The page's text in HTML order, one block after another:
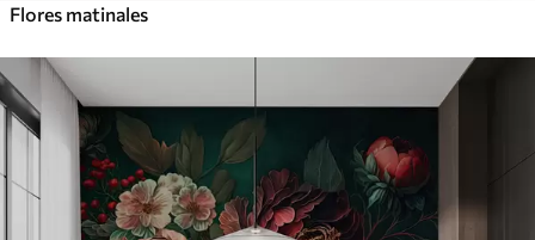
Flores matinales